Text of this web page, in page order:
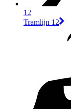
12
Tramlijn 12